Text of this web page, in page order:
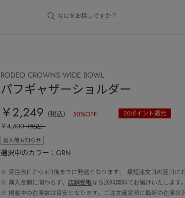
RODEO CROWNS WIDE BOWL
パフギャザーショルダー
￥2,249 （税込） 50%OFF 20ポイント還元
￥4,500（税込）
再入荷お知らせ
選択中のカラー：GRN
※ 受注当日から4日後までに発送となります。 最短注文日の翌日に
※ 購入金額に関わらず、 店舗受取なら送料無料でお届けいたします。
※ 掲載中の在庫数は目安となります。ご注文確定時に最新の在庫状